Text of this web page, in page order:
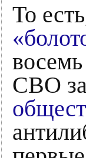
То
СВО